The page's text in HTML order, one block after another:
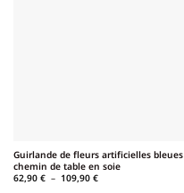
Guirlande de fleurs artificielles bleues
chemin de table en soie
62,90 € – 109,90 €Plage
de